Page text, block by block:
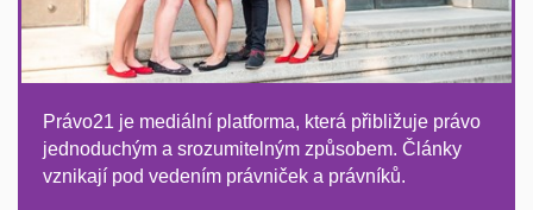
Právo21 je mediální platforma, která přibližuje právo
jednoduchým a srozumitelným způsobem. Články
vznikají pod vedením právniček a právníků.